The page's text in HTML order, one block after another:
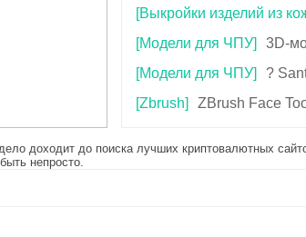
[Выкройки изделий из
[Модели для ЧПУ] 3D-
[Модели для ЧПУ] ?
[Zbrush] ZBrush Face
доходит до поиска лучших криптовалютных
непросто.